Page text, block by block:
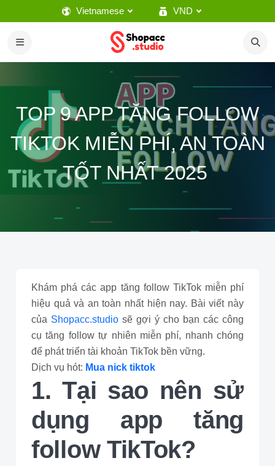
Vietnamese VND
TOP 9 APP TĂNG FOLLOW
TIKTOK MIỄN PHÍ, AN TOÀN
TỐT NHẤT 2025
Khám phá các app tăng follow TikTok miễn phí
hiệu quả và an toàn nhất hiện nay. Bài viết này
của Shopacc.studio sẽ gợi ý cho bạn các công
cụ tăng follow tự nhiên miễn phí, nhanh chóng
để phát triển tài khoản TikTok bền vững.
Dịch vụ hót: Mua nick tiktok
1. Tại sao nên sử
dụng app tăng
follow TikTok?